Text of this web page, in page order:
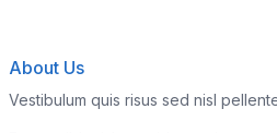
About Us
Vestibulum quis risus sed nisl